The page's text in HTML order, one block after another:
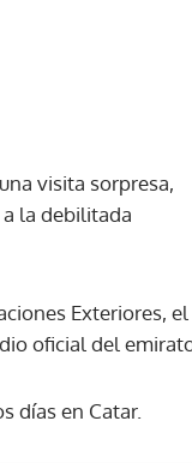
visita sorpresa,
la debilitada
Exteriores, el
oficial del
días en Catar.